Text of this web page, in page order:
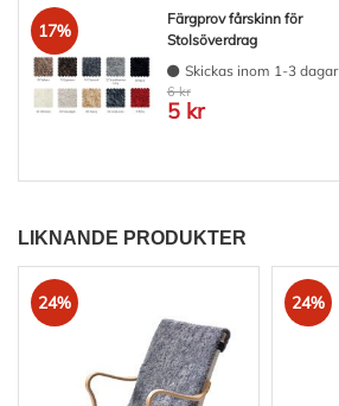
17%
Färgprov fårskinn för
Stolsöverdrag
Skickas inom 1-3 dagar
6 kr
5 kr
LIKNANDE PRODUKTER
24% 24%